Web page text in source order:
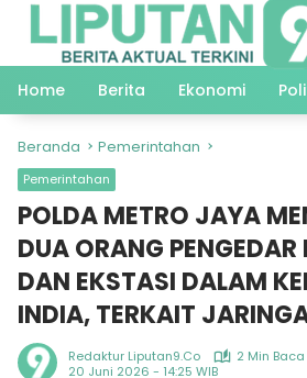
Langsung
Home
Berita Ekonomi
Beranda Pemerintahan
Pemerintahan
POLDA METRO JAYA
DUA ORANG
DAN EKSTASI DALAM
INDIA, TERKAIT
Redaktur Liputan9.co
2 Min Baca
20 Juni 2026 - 14:25 WIB